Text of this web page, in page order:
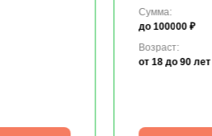
Сумма:
до 100000 ₽
Возраст:
от 18 до 90 лет